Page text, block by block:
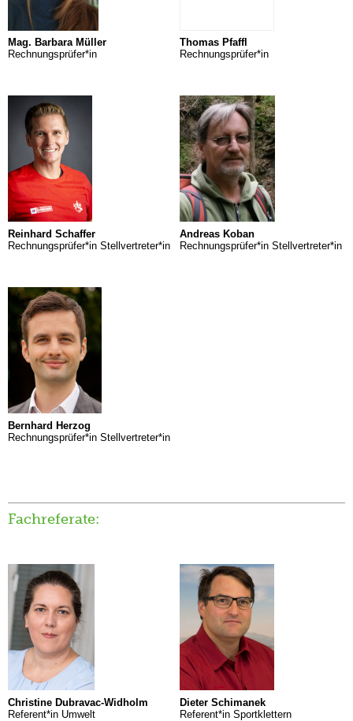
Mag. Barbara Müller
Rechnungsprüfer*in
Thomas Pfaffl
Rechnungsprüfer*in
Reinhard Schaffer
Rechnungsprüfer*in Stellvertreter*in
Andreas Koban
Rechnungsprüfer*in Stellvertreter*in
Bernhard Herzog
Rechnungsprüfer*in Stellvertreter*in
Fachreferate:
Christine Dubravac-Widholm
Referent*in Umwelt
Dieter Schimanek
Referent*in Sportklettern